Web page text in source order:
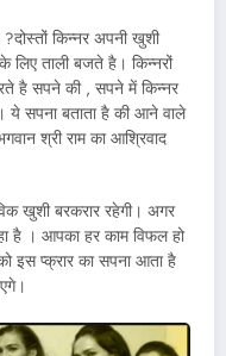
किन्नर अपनी खुशी
लिए ताली बजते है। किन्नरों
है सपने की , सपने में किन्नर
सपना बताता है की आने वाले
श्री राम का आश्रिवाद
खुशी बरकरार रहेगी। अगर
है । आपका हर काम विफल हो
इस प्क्रार का सपना आता है